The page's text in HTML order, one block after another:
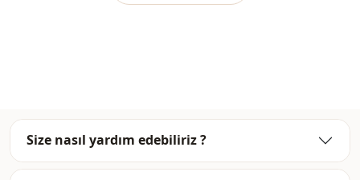
مكتب
Size nasıl yardım edebiliriz ?